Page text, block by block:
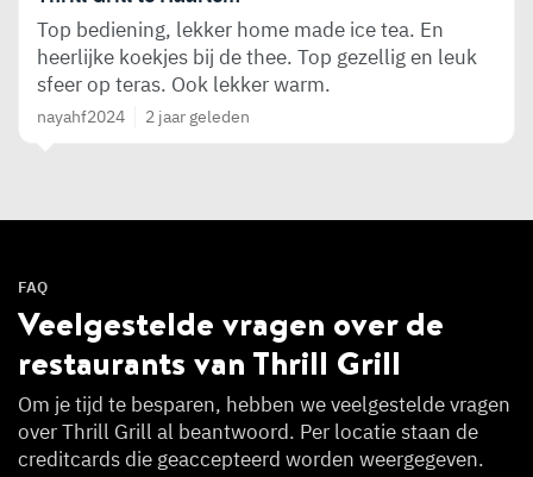
Top bediening, lekker home made ice tea. En
heerlijke koekjes bij de thee. Top gezellig en leuk
sfeer op teras. Ook lekker warm.
nayahf2024 2 jaar geleden
FAQ
Veelgestelde vragen over de
restaurants van Thrill Grill
Om je tijd te besparen, hebben we veelgestelde vragen
over Thrill Grill al beantwoord. Per locatie staan de
creditcards die geaccepteerd worden weergegeven.